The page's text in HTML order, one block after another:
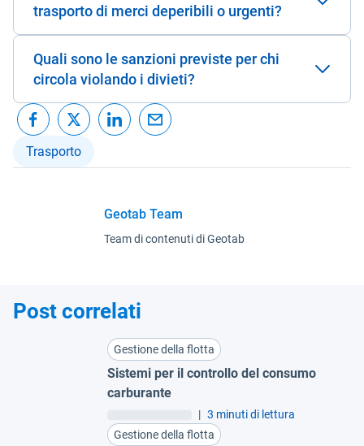
trasporto di merci deperibili o urgenti?
Quali sono le sanzioni previste per chi
circola violando i divieti?
Trasporto
Geotab Team
Team di contenuti di Geotab
Post correlati
Gestione della flotta
Sistemi per il controllo del consumo
carburante
| 3 minuti di lettura
Gestione della flotta